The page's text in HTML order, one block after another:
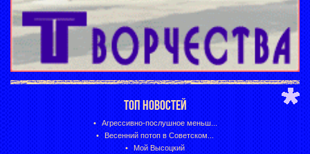
ТОП НОВОСТЕЙ
Агрессивно-послушное меньш...
Весенний потоп в Советском...
Мой Высоцкий